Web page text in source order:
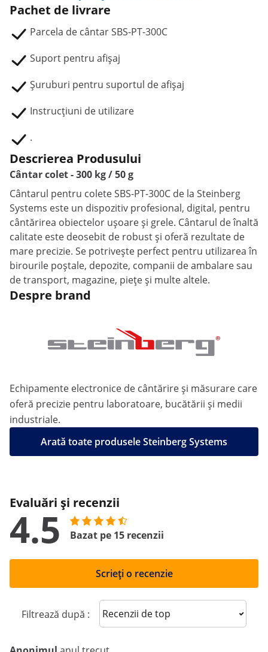
Pachet de livrare
Parcela de cântar SBS-PT-300C
Suport pentru afișaj
Șuruburi pentru suportul de afișaj
Instrucțiuni de utilizare
.
Descrierea Produsului
Cântar colet - 300 kg / 50 g
Cântarul pentru colete SBS-PT-300C de la Steinberg
Systems este un dispozitiv profesional, digital, pentru
cântărirea obiectelor ușoare și grele. Cântarul de înaltă
calitate este deosebit de robust și oferă rezultate de
mare precizie. Se potrivește perfect pentru utilizarea în
birourile poștale, depozite, companii de ambalare sau
de transport, magazine, piețe și multe altele.
Despre brand
Echipamente electronice de cântărire și măsurare care
oferă precizie pentru laboratoare, bucătării și medii
industriale.
Arată toate produsele Steinberg Systems
Evaluări și recenzii
4.5 Bazat pe 15 recenzii
Scrieți o recenzie
Filtrează după : Sort reviews